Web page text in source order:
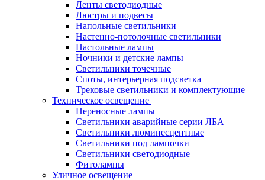
Ленты светодиодные
Люстры и подвесы
Напольные светильники
Настенно-потолочные светильники
Настольные лампы
Ночники и детские лампы
Светильники точечные
Споты, интерьерная подсветка
Трековые светильники и комплектующие
Техническое освещение
Переносные лампы
Светильники аварийные серии ЛБА
Светильники люминесцентные
Светильники под лампочки
Светильники светодиодные
Фитолампы
Уличное освещение